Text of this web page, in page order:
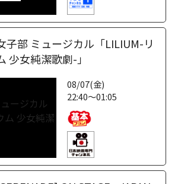
子部 ミュージカル「LILIUM-リ
少女純潔歌劇-」
08/07(金)
22:40～01:05